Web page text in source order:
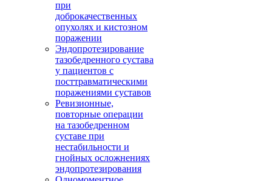
при
доброкачественных
опухолях и кистозном
поражении
Эндопротезирование
тазобедренного сустава
у пациентов с
посттравматическими
поражениями суставов
Ревизионные,
повторные операции
на тазобедренном
суставе при
нестабильности и
гнойных осложнениях
эндопротезирования